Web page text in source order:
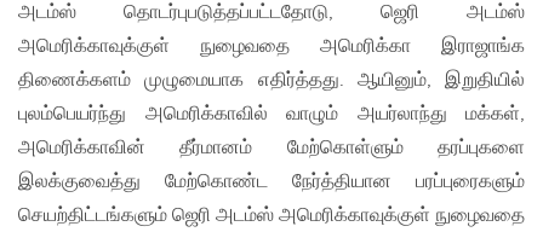
அடம்ஸ் தொடர்புபடுத்தப்பட்டதோடு, ஜெரி அடம்ஸ்
அமெரிக்காவுக்குள் நுழைவதை அமெரிக்கா இராஜாங்க
திணைக்களம் முழுமையாக எதிர்த்தது. ஆயினும், இறுதியில்
புலம்பெயர்ந்து அமெரிக்காவில் வாழும் அயர்லாந்து மக்கள்,
அமெரிக்காவின் தீர்மானம் மேற்கொள்ளும் தரப்புகளை
இலக்குவைத்து மேற்கொண்ட நேர்த்தியான பரப்புரைகளும்
செயற்திட்டங்களும் ஜெரி அடம்ஸ் அமெரிக்காவுக்குள் நுழைவதை